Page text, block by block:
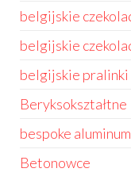
belgijskie
belgijskie
belgijskie pralinki
Beryksokształtne
bespoke
Betonowce